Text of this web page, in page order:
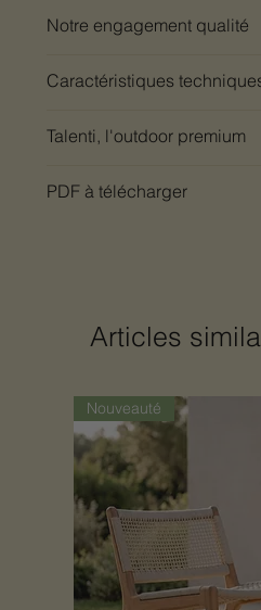
Notre engagement qualité
Caractéristiques
Talenti, l'outdoor premium
PDF à télécharger
Articles
Nouveauté